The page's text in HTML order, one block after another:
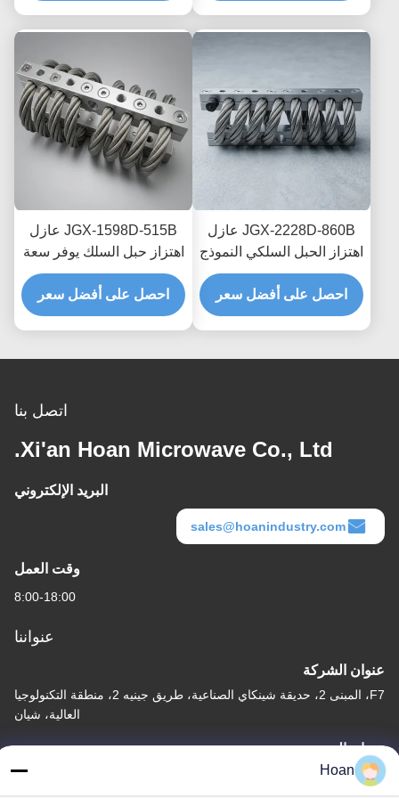
JGX-2228D-860B عازل
اهتزاز الحبل السلكي النموذج
السريع التجميع السريع
صمام الصدمة القابل
للتخصيص
احصل على أفضل سعر
JGX-1598D-515B عازل
اهتزاز حبل السلك يوفر سعة
تحميل قابلة للتطوير وعزل
الضوضاء المنقولة بالهيكل
احصل على أفضل سعر
اتصل بنا
Xi'an Hoan Microwave Co., Ltd.
البريد الإلكتروني
sales@hoanindustry.com
وقت العمل
8:00-18:00
عنواننا
عنوان الشركة
F7، المبنى 2، حديقة شينكاي الصناعية، طريق جينيه 2، منطقة التكنولوجيا
العالية، شيان
عنوان المصنع
F7، المبنى 2، حديقة شينكاي الصناعية، طريق جينيه 2، منطقة التكنولوجيا
العالية، شيان
Hoan